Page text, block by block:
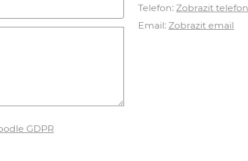
GDPR
Telefon:Zobrazit telefon
Email:Zobrazit email